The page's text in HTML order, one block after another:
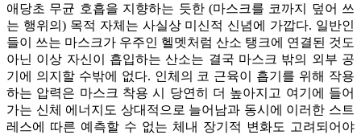
애당초 무균 호흡을 지향하는 듯한 (마스크를 코까지 덮어 쓰
는 행위의) 목적 자체는 사실상 미신적 신념에 가깝다. 일반인
들이 쓰는 마스크가 우주인 헬멧처럼 산소 탱크에 연결된 것도
아닌 이상 자신이 흡입하는 산소는 결국 마스크 밖의 외부 공
기에 의지할 수밖에 없다. 인체의 코 근육이 흡기를 위해 작용
하는 압력은 마스크 착용 시 당연히 더 높아지고 여기에 들어
가는 신체 에너지도 상대적으로 늘어남과 동시에 이러한 스트
레스에 따른 예측할 수 없는 체내 장기적 변화도 고려되어야